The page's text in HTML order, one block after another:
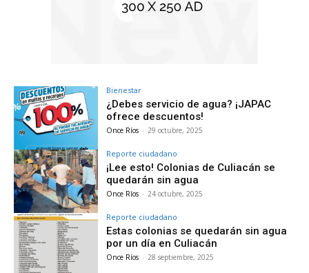
Bienestar
¿Debes servicio de agua? ¡JAPAC
ofrece descuentos!
Once Ríos - 29 octubre, 2025
Reporte ciudadano
¡Lee esto! Colonias de Culiacán se
quedarán sin agua
Once Ríos - 24 octubre, 2025
Reporte ciudadano
Estas colonias se quedarán sin agua
por un día en Culiacán
Once Ríos - 28 septiembre, 2025